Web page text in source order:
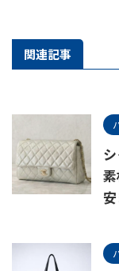
関連記事